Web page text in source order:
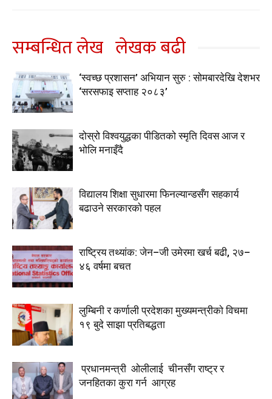
सम्बन्धित लेख लेखक बढी
‘स्वच्छ प्रशासन’ अभियान सुरु : सोमबारदेखि देशभर
‘सरसफाइ सप्ताह २०८३’
दोस्रो विश्वयुद्धका पीडितको स्मृति दिवस आज र
भोलि मनाइँदै
विद्यालय शिक्षा सुधारमा फिनल्यान्डसँग सहकार्य
बढाउने सरकारको पहल
राष्ट्रिय तथ्यांक: जेन–जी उमेरमा खर्च बढी, २७–
४६ वर्षमा बचत
लुम्बिनी र कर्णाली प्रदेशका मुख्यमन्त्रीकाे विचमा
१९ बुदे साझा प्रतिबद्धता
प्रधानमन्त्री ओलीलाई चीनसँग राष्ट्र र
जनहितका कुरा गर्न आग्रह